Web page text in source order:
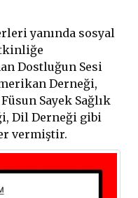
yanında sosyal
Dostluğun Sesi
Derneği,
Sayek Sağlık
Dil Derneği gibi
vermiştir.